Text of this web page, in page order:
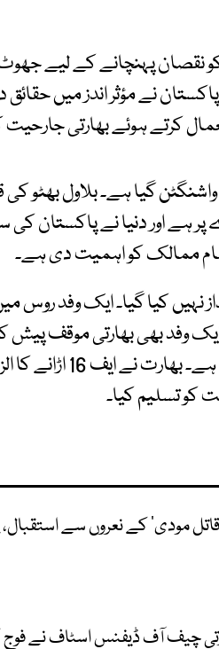
نقصان پہنچانے کے لیے
نے مؤثر اندز میں
کرتے ہوئے بھارتی جارحیت
گیا ہے۔ بلاول بھٹو
ہے اور دنیا نے پاکستان کی
ممالک کو اہمیت دی ہے۔
نہیں کیا گیا۔ ایک وفد روس
وفد بھی بھارتی موقف پیش
ہمارے موقف کی ساکھ اور
کو تسلیم کیا۔
مودی‘ کے نعروں سے استقبال،
چیف آف ڈیفنس اسٹاف نے فوج